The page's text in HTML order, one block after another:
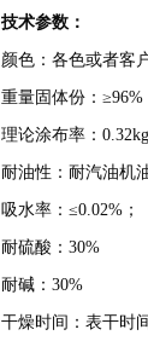
技术参数：
颜色：各色或者客
重量固体份：≥96%
理论涂布率：
耐油性：耐汽油机
吸水率：≤0.02%；
耐硫酸：30%
耐碱：30%
干燥时间：表干时